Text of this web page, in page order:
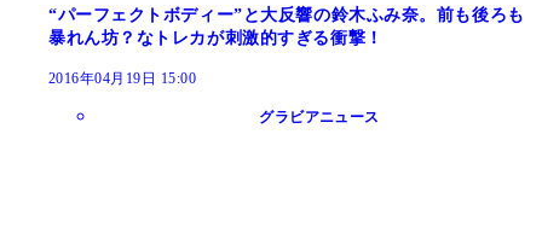
“パーフェクトボディー”と大反響の鈴木ふみ奈。前も後ろも
暴れん坊？なトレカが刺激的すぎる衝撃！
2016年04月19日 15:00
グラビアニュース